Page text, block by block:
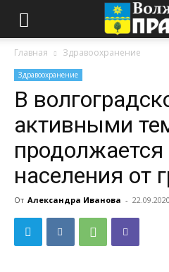
Главная Здравоохранение
Здравоохранение
В
активными
населения от
От Александра Иванова -